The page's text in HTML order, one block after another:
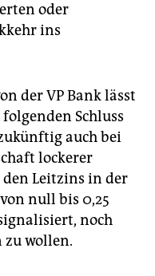
oder
ins
der VP Bank lässt
Schluss
auch bei
lockerer
den Leitzins in der
null bis 0,25
noch
wollen.